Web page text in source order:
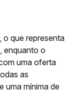
que representa
enquanto o
uma oferta
as
uma mínima de